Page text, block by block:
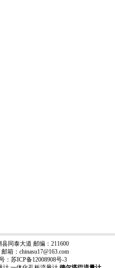
同泰大道 邮编：211600
箱： chinasu17@163.com
： 苏ICP备12008908号-3